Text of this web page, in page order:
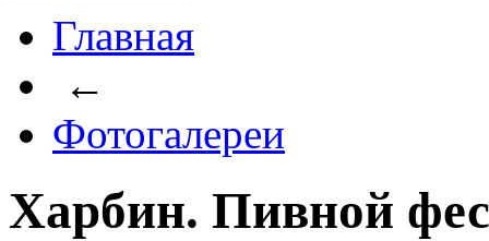
Главная
←
Фотогалереи
Харбин. Пивной